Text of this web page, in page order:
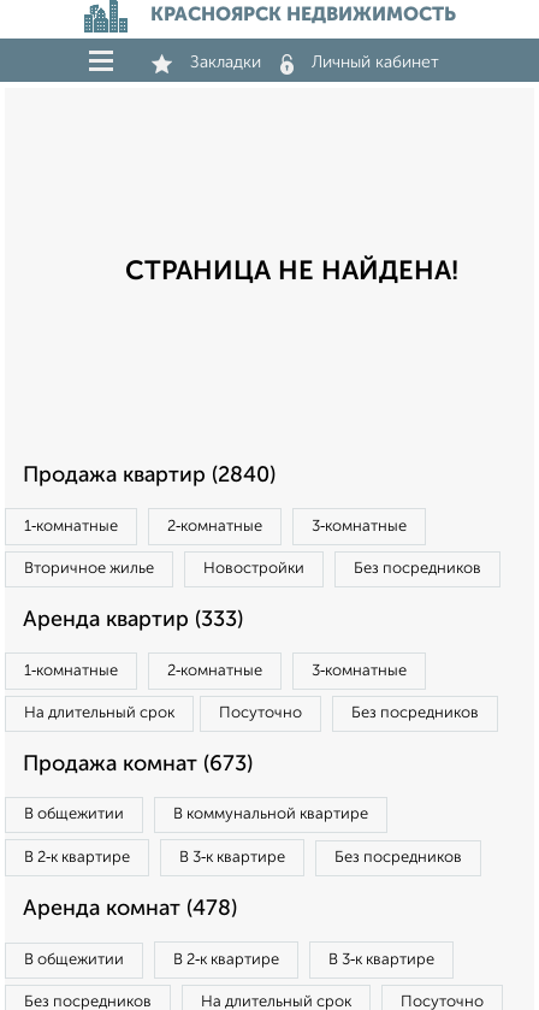
КРАСНОЯРСК НЕДВИЖИМОСТЬ
Закладки Личный кабинет
СТРАНИЦА НЕ НАЙДЕНА!
Продажа квартир (2840)
1‑комнатные 2‑комнатные 3‑комнатные
Вторичное жилье Новостройки Без посредников
Аренда квартир (333)
1‑комнатные 2‑комнатные 3‑комнатные
На длительный срок Посуточно Без посредников
Продажа комнат (673)
В общежитии В коммунальной квартире
В 2‑к квартире В 3‑к квартире Без посредников
Аренда комнат (478)
В общежитии В 2‑к квартире В 3‑к квартире
Без посредников На длительный срок Посуточно